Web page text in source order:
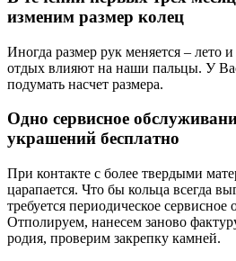
изменим размер колец
Иногда размер рук меняется – лето
отдых влияют на наши пальцы. У
подумать насчет размера.
Одно сервисное
украшений бесплатно
При контакте с более твердыми
царапается. Что бы кольца всегда
требуется периодическое сервисное
Отполируем, нанесем заново
родия, проверим закрепку камней.